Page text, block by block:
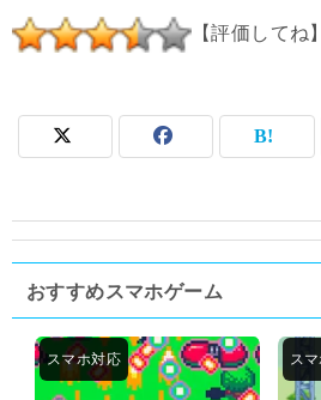
【評価してね】
おすすめスマホゲーム